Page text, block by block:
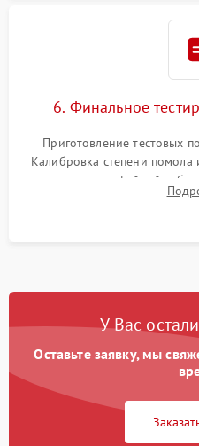
6. Финальное
Приготовление тестовых
Калибровка степени
плотности кофейной
качества молочной пены.
У Вас
Оставьте заявку, мы